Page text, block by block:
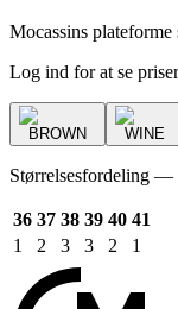
Mocassins plateforme
Log ind for at se
BROWN WINE
Størrelsesfordeling —
36 37 38 39 40 41
1
2 3 3 2 1